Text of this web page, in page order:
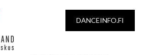
DANCEINFO.FI